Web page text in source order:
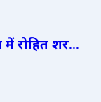
रोहित शर...